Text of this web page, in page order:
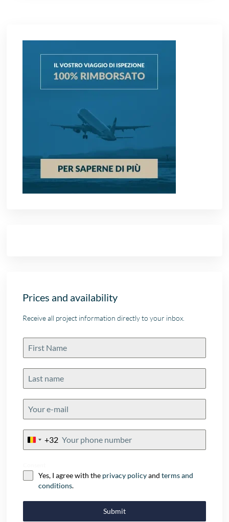
Prices and availability
Receive all project information directly to your inbox.
Belgium
+32
Yes, I agree with the privacy policyandterms and
conditions.
Submit